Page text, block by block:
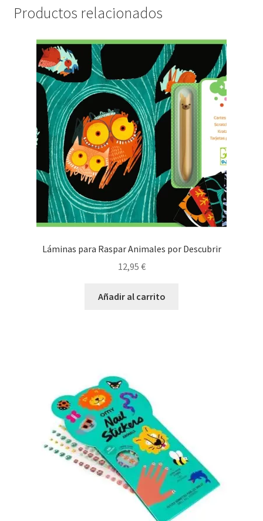
Productos relacionados
Láminas para Raspar Animales por Descubrir
12,95 €
Añadir al carrito